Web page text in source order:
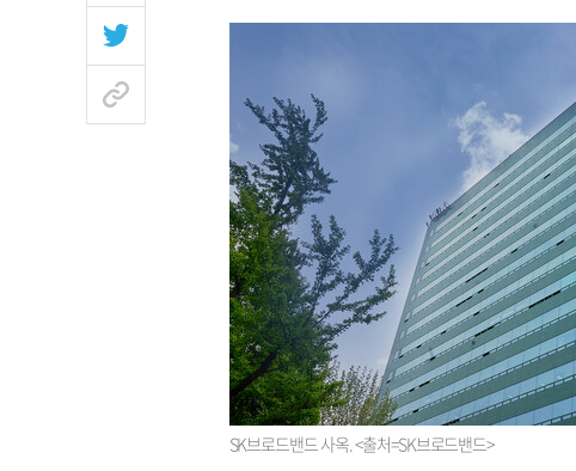
SK브로드밴드 사옥. <출처=SK브로드밴드>